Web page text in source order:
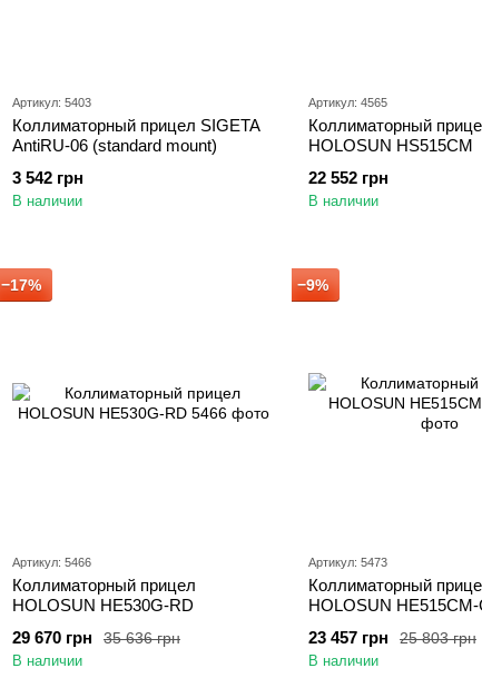
Артикул: 5403
Коллиматорный прицел SIGETA
AntiRU-06 (standard mount)
3 542 грн
В наличии
Артикул: 4565
Коллиматорный
HOLOSUN HS515CM
22 552 грн
В наличии
−17%
Артикул: 5466
Коллиматорный прицел
HOLOSUN HE530G-RD
35 636 грн
29 670 грн
В наличии
−9%
Артикул: 5473
Коллиматорный
HOLOSUN HE515CM-
25 803 грн
23 457 грн
В наличии